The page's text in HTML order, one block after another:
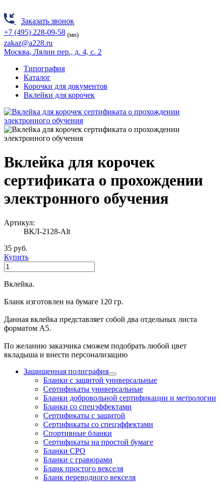
Заказать звонок
+7 (495) 228-09-58 (мн)
zakaz@a228.ru
Москва, Лялин пер., д. 4, с. 2
Типография
Каталог
Корочки для документов
Вклейки для корочек
Вклейка для корочек
сертификата о прохождении
электронного обучения
Артикул:
ВКЛ-2128-Alt
35 руб.
Купить
Вклейка.
Бланк изготовлен на бумаге 120 гр.
Данная вклейка представляет собой два отдельных листа
форматом А5.
По желанию заказчика сможем подобрать любой цвет
вкладыша и внести персонализацию
Защищенная полиграфия
Бланки с защитой универсальные
Сертификаты универсальные
Бланки добровольной сертификации и метрологии
Бланки со спецэффектами
Сертификаты с защитой
Сертификаты со спецэффектами
Спортивные бланки
Cертификаты на простой бумаге
Бланки СРО
Бланки с гравюрами
Бланк простого векселя
Бланк переводного векселя